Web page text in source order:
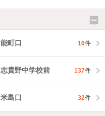
能町口 16件
志貴野中学校前 137件
米島口 32件